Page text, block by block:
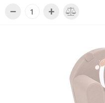
− +